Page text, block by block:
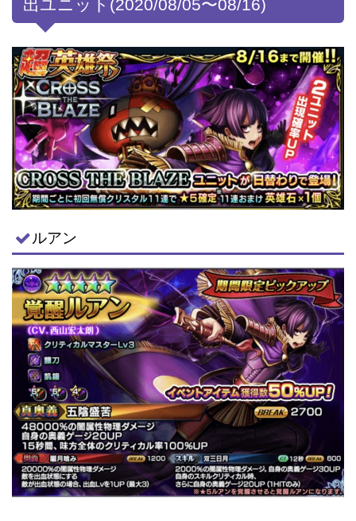
出ユニット(2020/08/05〜08/16)
ルアン